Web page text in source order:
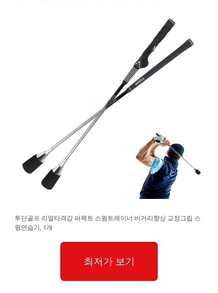
투딘골프 리얼타격감 퍼팩트 스윙트레이너 비거리향상 교정그립 스
윙연습기, 1개
최저가 보기